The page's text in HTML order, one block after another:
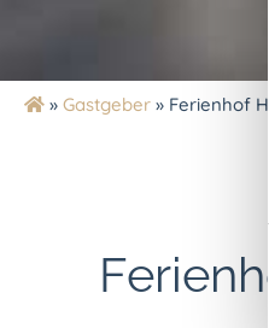
» Gastgeber » Ferienhof